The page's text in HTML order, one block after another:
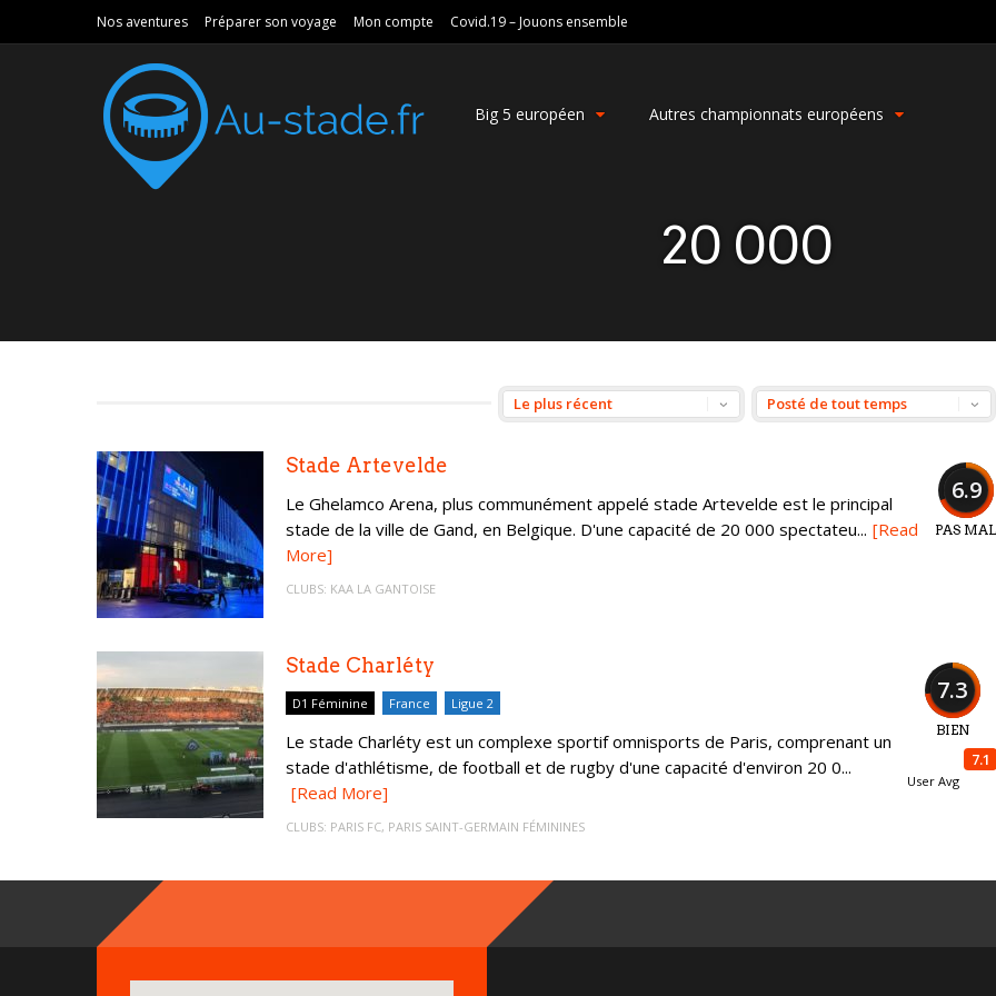
Nos aventures Préparer son voyage Mon compte Covid.19 – Jouons ensemble
Big 5 européen Autres championnats européens
20 000
6.9
PAS MAL
Stade Artevelde
Le Ghelamco Arena, plus communément appelé stade Artevelde est le principal
stade de la ville de Gand, en Belgique. D'une capacité de 20 000 spectateu... [Read
More]
CLUBS: KAA LA GANTOISE
7.3
BIEN
7.1
User Avg
Stade Charléty
D1 Féminine France Ligue 2
Le stade Charléty est un complexe sportif omnisports de Paris, comprenant un
stade d'athlétisme, de football et de rugby d'une capacité d'environ 20 0...
[Read More]
CLUBS: PARIS FC, PARIS SAINT-GERMAIN FÉMININES